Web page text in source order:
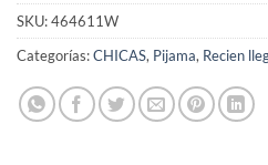
SKU:464611W
Categorías:CHICAS, Pijama, Recien